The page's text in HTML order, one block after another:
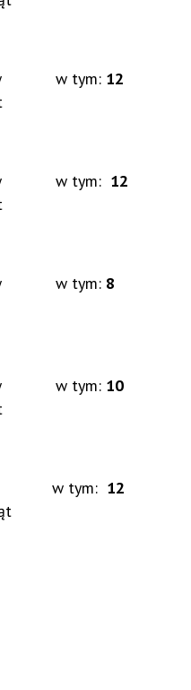
w tym: 12
w tym: 12
w tym: 8
w tym: 10
w tym: 12